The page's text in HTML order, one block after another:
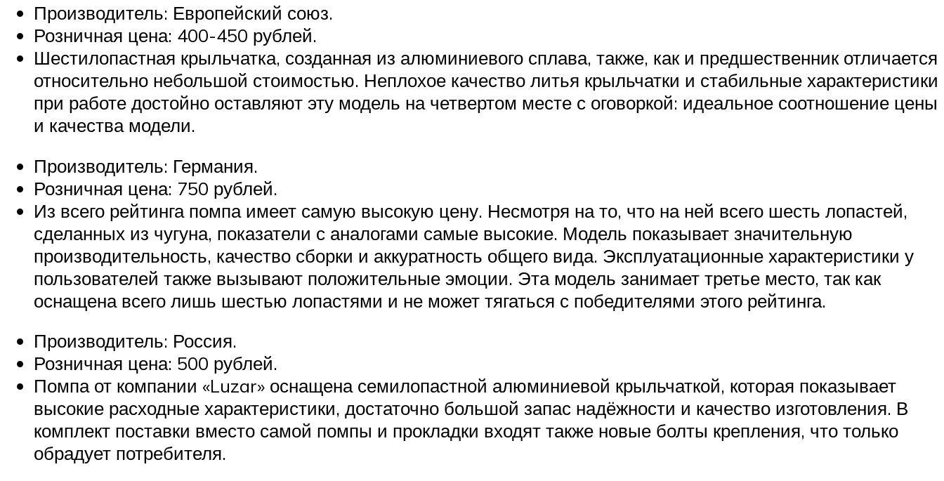
Производитель: Европейский союз.
Розничная цена: 400-450 рублей.
Шестилопастная крыльчатка, созданная из алюминиевого сплава, также, как и предшественник отличается
относительно небольшой стоимостью. Неплохое качество литья крыльчатки и стабильные характеристики
при работе достойно оставляют эту модель на четвертом месте с оговоркой: идеальное соотношение цены
и качества модели.
Производитель: Германия.
Розничная цена: 750 рублей.
Из всего рейтинга помпа имеет самую высокую цену. Несмотря на то, что на ней всего шесть лопастей,
сделанных из чугуна, показатели с аналогами самые высокие. Модель показывает значительную
производительность, качество сборки и аккуратность общего вида. Эксплуатационные характеристики у
пользователей также вызывают положительные эмоции. Эта модель занимает третье место, так как
оснащена всего лишь шестью лопастями и не может тягаться с победителями этого рейтинга.
Производитель: Россия.
Розничная цена: 500 рублей.
Помпа от компании «Luzar» оснащена семилопастной алюминиевой крыльчаткой, которая показывает
высокие расходные характеристики, достаточно большой запас надёжности и качество изготовления. В
комплект поставки вместо самой помпы и прокладки входят также новые болты крепления, что только
обрадует потребителя.